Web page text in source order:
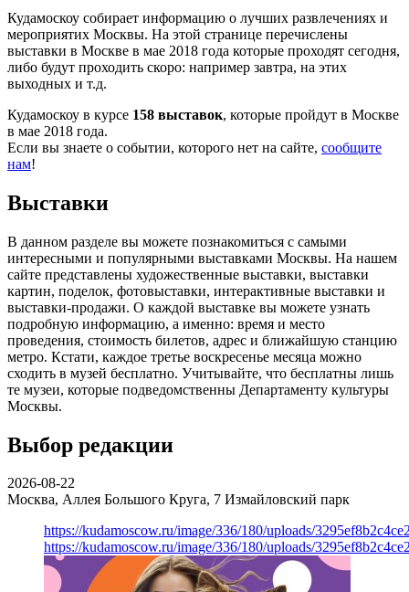
Кудамоскоу собирает информацию о лучших развлечениях и
мероприятих Москвы. На этой странице перечислены
выставки в Москве в мае 2018 года которые проходят сегодня,
либо будут проходить скоро: например завтра, на этих
выходных и т.д.
Кудамоскоу в курсе 158 выставок, которые пройдут в Москве
в мае 2018 года.
Если вы знаете о событии, которого нет на сайте, сообщите
нам!
Выставки
В данном разделе вы можете познакомиться с самыми
интересными и популярными выставками Москвы. На нашем
сайте представлены художественные выставки, выставки
картин, поделок, фотовыставки, интерактивные выставки и
выставки-продажи. О каждой выставке вы можете узнать
подробную информацию, а именно: время и место
проведения, стоимость билетов, адрес и ближайшую станцию
метро. Кстати, каждое третье воскресенье месяца можно
сходить в музей бесплатно. Учитывайте, что бесплатны лишь
те музеи, которые подведомственны Департаменту культуры
Москвы.
Выбор редакции
2026-08-22
Москва, Аллея Большого Круга, 7 Измайловский парк
https://kudamoscow.ru/image/336/180/uploads/
https://kudamoscow.ru/image/336/180/uploads/